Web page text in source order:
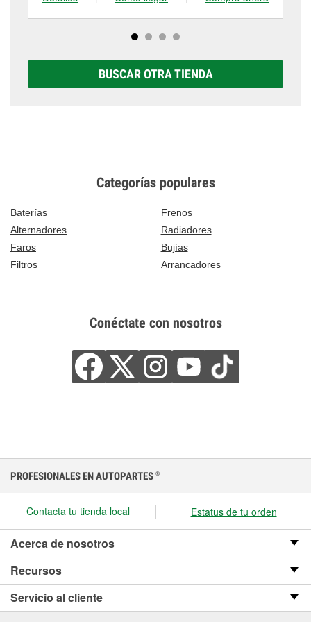
BUSCAR OTRA TIENDA
Categorías populares
Baterías
Frenos
Alternadores
Radiadores
Faros
Bujías
Filtros
Arrancadores
Conéctate con nosotros
PROFESIONALES EN AUTOPARTES ®
Contacta tu tienda local Estatus de tu orden
Acerca de nosotros
Recursos
Servicio al cliente